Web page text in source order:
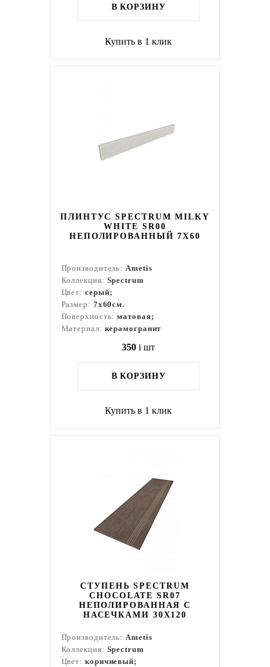
В КОРЗИНУ
Купить в 1 клик
ПЛИНТУС SPECTRUM MILKY
WHITE SR00
НЕПОЛИРОВАННЫЙ 7X60
Производитель:Ametis
Коллекция: Spectrum
Цвет: серый;
Размер: 7x60см.
Поверхность:матовая;
Материал: керамогранит
350 i шт
В КОРЗИНУ
Купить в 1 клик
СТУПЕНЬ SPECTRUM
CHOCOLATE SR07
НЕПОЛИРОВАННАЯ С
НАСЕЧКАМИ 30X120
Производитель:Ametis
Коллекция: Spectrum
Цвет: коричневый;